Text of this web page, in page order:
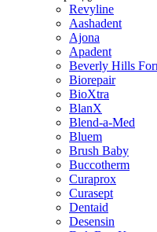
Revyline
Aashadent
Ajona
Apadent
Beverly Hills
Biorepair
BioXtra
BlanX
Blend-a-Med
Bluem
Brush Baby
Buccotherm
Curaprox
Curasept
Dentaid
Desensin